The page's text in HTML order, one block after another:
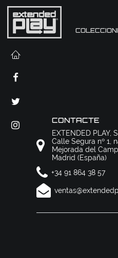
CONTACTE
EXTENDED PLAY,
Calle Segura nº 1,
Mejorada del
Madrid (España)
+34 91 864 38 57